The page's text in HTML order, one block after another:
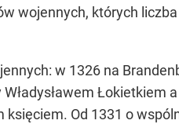
wojennych, których
w 1326 na
Łokietkiem
Od 1331 o